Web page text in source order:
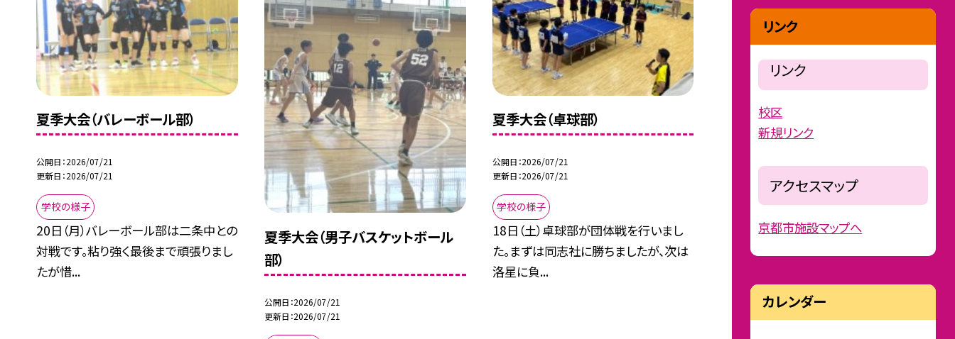
夏季大会（バレーボール部）
公開日 2026/07/21
更新日 2026/07/21
学校の様子
20日（月）バレーボール部は二条中との
対戦です。粘り強く最後まで頑張りまし
たが惜...
夏季大会（男子バスケットボール
部）
公開日 2026/07/21
更新日 2026/07/21
夏季大会（卓球部）
公開日 2026/07/21
更新日 2026/07/21
学校の様子
18日（土）卓球部が団体戦を行いまし
た。まずは同志社に勝ちましたが、次は
洛星に負...
リンク
リンク
校区
新規リンク
アクセスマップ
京都市施設マップへ
カレンダー